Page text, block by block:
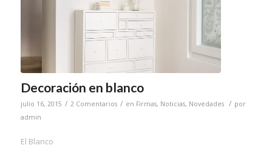
Decoración en blanco
julio 16, 2015 / 2 Comentarios / en Firmas, Noticias, Novedades / por
admin
El Blanco